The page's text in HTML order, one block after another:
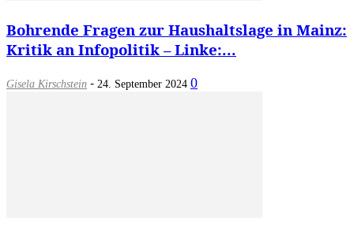
Bohrende Fragen zur Haushaltslage in Mainz:
Kritik an Infopolitik – Linke:...
Gisela Kirschstein - 24. September 2024 0